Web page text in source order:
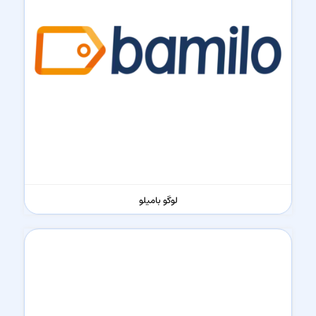
لوگو بامیلو